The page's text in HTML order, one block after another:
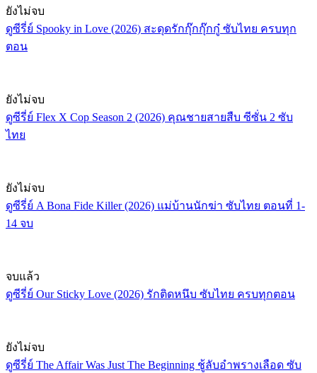
ยังไม่จบ
ดูซีรี่ย์ Spooky in Love (2026) สะดุดรักกุ๊กกุ๊กกู๋ ซับไทย ครบทุก
ตอน
ยังไม่จบ
ดูซีรี่ย์ Flex X Cop Season 2 (2026) คุณชายสายสืบ ซีซั่น 2 ซับ
ไทย
ยังไม่จบ
ดูซีรี่ย์ A Bona Fide Killer (2026) แม่บ้านนักฆ่า ซับไทย ตอนที่ 1-
14 จบ
จบแล้ว
ดูซีรี่ย์ Our Sticky Love (2026) รักติดหนึบ ซับไทย ครบทุกตอน
ยังไม่จบ
ดูซีรี่ย์ The Affair Was Just The Beginning ชู้ลับอำพรางเลือด ซับ